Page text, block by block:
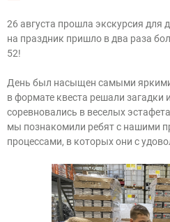
26 августа прошла экскурсия для
на праздник пришло в два раза
52!
День был насыщен самыми
в формате квеста решали загадки
соревновались в веселых
мы познакомили ребят с нашими
процессами, в которых они с